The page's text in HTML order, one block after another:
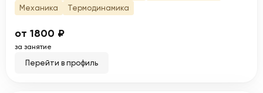
Механика
Термодинамика
от 1800 ₽
за занятие
Перейти в профиль